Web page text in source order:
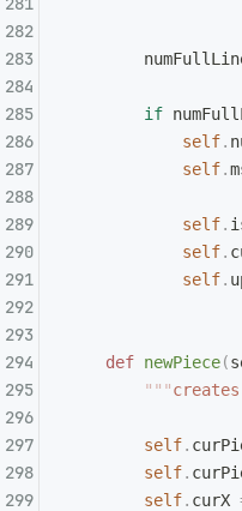
        if
            self
.
            self
.
            self
.
            self
.
            self
.
    def
newPiece(
        """
        self
.
        self
.
        self
. curX